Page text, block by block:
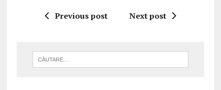
Previous post Next post